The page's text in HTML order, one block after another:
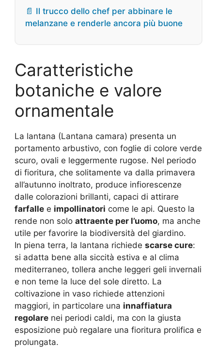
📄 Il trucco dello chef per abbinare le
melanzane e renderle ancora più buone
Caratteristiche
botaniche e valore
ornamentale
La lantana (Lantana camara) presenta un
portamento arbustivo, con foglie di colore verde
scuro, ovali e leggermente rugose. Nel periodo
di fioritura, che solitamente va dalla primavera
all’autunno inoltrato, produce infiorescenze
dalle colorazioni brillanti, capaci di attirare
farfalle e impollinatori come le api. Questo la
rende non solo attraente per l’uomo, ma anche
utile per favorire la biodiversità del giardino.
In piena terra, la lantana richiede scarse cure:
si adatta bene alla siccità estiva e al clima
mediterraneo, tollera anche leggeri geli invernali
e non teme la luce del sole diretto. La
coltivazione in vaso richiede attenzioni
maggiori, in particolare una innaffiatura
regolare nei periodi caldi, ma con la giusta
esposizione può regalare una fioritura prolifica e
prolungata.